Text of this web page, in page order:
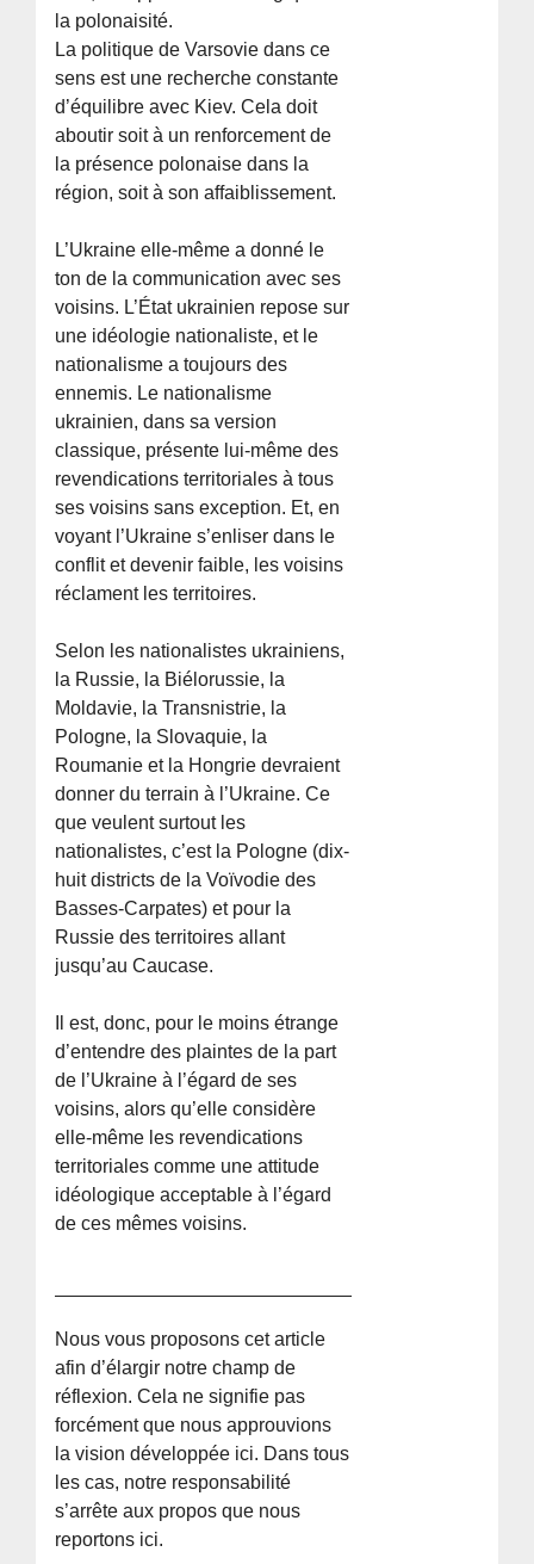
la polonaisité.
La politique de Varsovie dans ce
sens est une recherche constante
d’équilibre avec Kiev. Cela doit
aboutir soit à un renforcement de
la présence polonaise dans la
région, soit à son affaiblissement.
L’Ukraine elle-même a donné le
ton de la communication avec ses
voisins. L’État ukrainien repose sur
une idéologie nationaliste, et le
nationalisme a toujours des
ennemis. Le nationalisme
ukrainien, dans sa version
classique, présente lui-même des
revendications territoriales à tous
ses voisins sans exception. Et, en
voyant l’Ukraine s’enliser dans le
conflit et devenir faible, les voisins
réclament les territoires.
Selon les nationalistes ukrainiens,
la Russie, la Biélorussie, la
Moldavie, la Transnistrie, la
Pologne, la Slovaquie, la
Roumanie et la Hongrie devraient
donner du terrain à l’Ukraine. Ce
que veulent surtout les
nationalistes, c’est la Pologne (dix-
huit districts de la Voïvodie des
Basses-Carpates) et pour la
Russie des territoires allant
jusqu’au Caucase.
Il est, donc, pour le moins étrange
d’entendre des plaintes de la part
de l’Ukraine à l’égard de ses
voisins, alors qu’elle considère
elle-même les revendications
territoriales comme une attitude
idéologique acceptable à l’égard
de ces mêmes voisins.
Nous vous proposons cet article
afin d’élargir notre champ de
réflexion. Cela ne signifie pas
forcément que nous approuvions
la vision développée ici. Dans tous
les cas, notre responsabilité
s’arrête aux propos que nous
reportons ici.